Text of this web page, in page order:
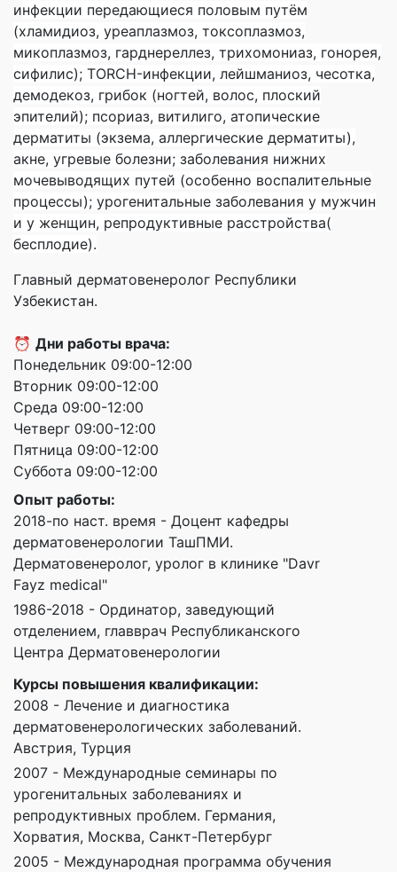
инфекции передающиеся половым путём
(хламидиоз, уреаплазмоз, токсоплазмоз,
микоплазмоз, гарднереллез, трихомониаз, гонорея,
сифилис); TORCH-инфекции, лейшманиоз, чесотка,
демодекоз, грибок (ногтей, волос, плоский
эпителий); псориаз, витилиго, атопические
дерматиты (экзема, аллергические дерматиты),
акне, угревые болезни; заболевания нижних
мочевыводящих путей (особенно воспалительные
процессы); урогенитальные заболевания у мужчин
и у женщин, репродуктивные расстройства(
бесплодие).
Главный дерматовенеролог Республики
Узбекистан.
⏰ Дни работы врача:
Понедельник 09:00-12:00
Вторник 09:00-12:00
Среда 09:00-12:00
Четверг 09:00-12:00
Пятница 09:00-12:00
Суббота 09:00-12:00
Опыт работы:
2018-по наст. время - Доцент кафедры
дерматовенерологии ТашПМИ.
Дерматовенеролог, уролог в клинике "Davr
Fayz medical"
1986-2018 - Ординатор, заведующий
отделением, главврач Республиканского
Центра Дерматовенерологии
Курсы повышения квалификации:
2008 - Лечение и диагностика
дерматовенерологических заболеваний.
Австрия, Турция
2007 - Международные семинары по
урогенитальных заболеваниях и
репродуктивных проблем. Германия,
Хорватия, Москва, Санкт-Петербург
2005 - Международная программа обучения